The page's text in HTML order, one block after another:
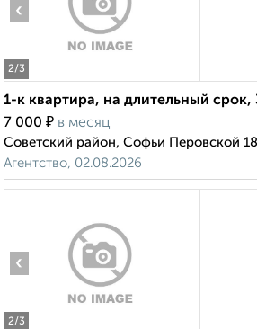
2/3
‹
1-к квартира, на длительный
7 000 ₽ в месяц
Советский район, Софьи Перовской 18
Агентство, 02.08.2026
2/3
‹